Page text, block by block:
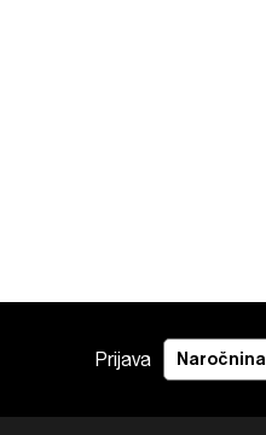
Prijava Naročnina